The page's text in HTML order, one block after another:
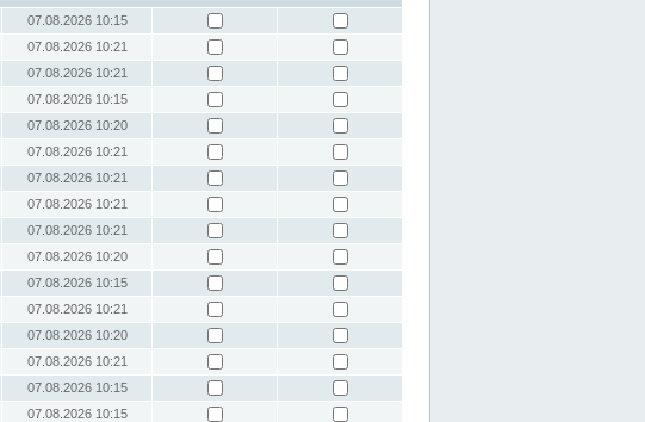
07.08.2026 10:15
07.08.2026 10:21
07.08.2026 10:21
07.08.2026 10:15
07.08.2026 10:20
07.08.2026 10:21
07.08.2026 10:21
07.08.2026 10:21
07.08.2026 10:21
07.08.2026 10:20
07.08.2026 10:15
07.08.2026 10:21
07.08.2026 10:20
07.08.2026 10:21
07.08.2026 10:15
07.08.2026 10:15